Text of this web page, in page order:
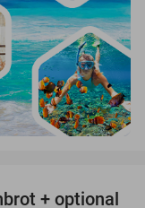
+ optional